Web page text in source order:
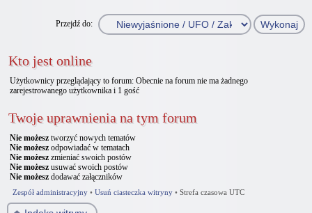
Przejdź do:
Kto jest online
Użytkownicy przeglądający to forum: Obecnie na forum nie ma żadnego
zarejestrowanego użytkownika i 1 gość
Twoje uprawnienia na tym forum
Nie możesz tworzyć nowych tematów
Nie możesz odpowiadać w tematach
Nie możesz zmieniać swoich postów
Nie możesz usuwać swoich postów
Nie możesz dodawać załączników
Zespół administracyjny • Usuń ciasteczka witryny • Strefa czasowa UTC